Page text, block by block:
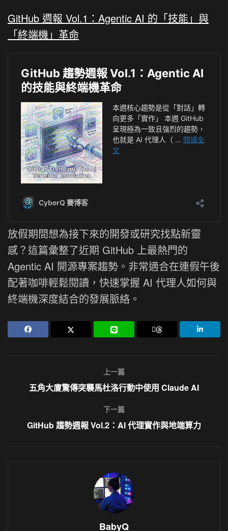
GitHub 週報 Vol.1：Agentic AI 的「技能」與
「終端機」革命
放假期間想為接下來的開發或研究找點新靈
感？這篇彙整了近期 GitHub 上最熱門的
Agentic AI 開源專案趨勢。非常適合在連假午後
配著咖啡輕鬆閱讀，快速掌握 AI 代理人如何與
終端機深度結合的發展脈絡。
上一篇
五角大廈驚傳突襲馬杜洛行動中使用 Claude AI
下一篇
GitHub 趨勢週報 Vol.2：AI 代理實作與地端算力
BabyQ